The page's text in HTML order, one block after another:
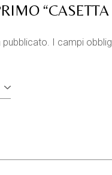
pubblicato. I campi